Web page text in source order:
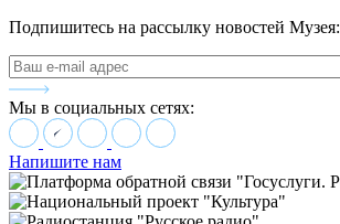
Подпишитесь на рассылку новостей Музея:
Мы в социальных сетях:
Напишите нам